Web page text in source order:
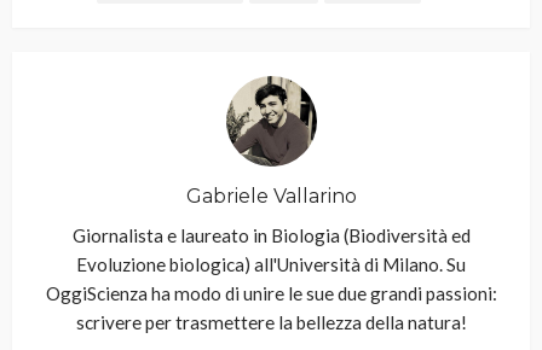
Gabriele Vallarino
Giornalista e laureato in Biologia (Biodiversità ed
Evoluzione biologica) all'Università di Milano. Su
OggiScienza ha modo di unire le sue due grandi passioni:
scrivere per trasmettere la bellezza della natura!